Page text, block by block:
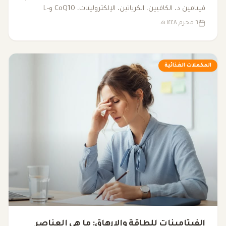
فيتامين د، الكافيين، الكرياتين، الإلكتروليتات، CoQ10 وL-
carnitine. يوضح هذا المقال متى قد تساعد، ومتى يكون
٦ محرم ١٤٤٨ هـ
المكملات الغذائية
الفيتامينات للطاقة والإرهاق: ما هي العناصر